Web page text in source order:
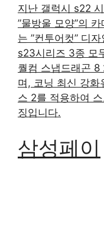
지난 갤럭시 s22
”물방울 모양”의
는 ”컨투어컷” 디
s23시리즈 3종 모
퀄컴 스냅드래곤 8
며, 코닝 최신 강화
스 2를 적용하여
징입니다.
삼성페이